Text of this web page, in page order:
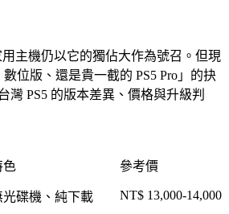
主機仍以它的獨佔大作為號召。但現
位版、還是貴一截的 PS5 Pro 」的抉
灣 PS5 的版本差異、價格與升級判
色
參考價
光碟機、純下載 NT$ 13,000-14,000